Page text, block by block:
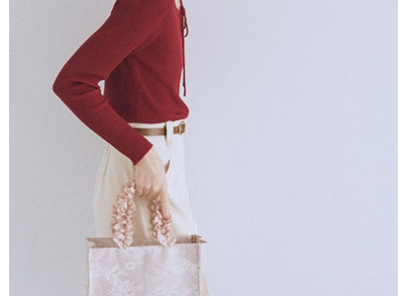
1.本服務係由「台灣大哥大股份有限公司」（以下簡稱本公司）所提供，讓
用戶於交易時，得透過本服務購買商品或服務，並由商店將買賣／分期付款
買賣價金債權讓與本公司後，依約使用本公司帳單繳交帳款。
2.基於同意付款使用「大哥付你分期」之契約關係目的，商店將以您的個人
資料（包含姓名、電話或地址）提供予台灣大哥大進項蒐集、處理及利用，
由本公司與您本人進行分期帳單所需資料之確認、核對及更正。
3.完整用戶服務條款，請詳閱以下連結：
ATM／網路銀行／等多元方式進行付款，方視為交易完成。
※ 請注意：結帳手續完成當下不需立刻繳費，但若您需要取消訂單，請聯絡
購買商品的店家。未經商家同意取消之訂單仍視為有效，需透過AFTEE先享
後付繳納相關費用。
※ 交易是否成功請以「AFTEE先享後付 」之結帳頁面顯示為準，若有關於
是否繳費成功／繳費後需取消欲退款等相關疑問，請聯繫「AFTEE先享後付
客戶支援中心」https://netprotections.freshdesk.com/support/home
１．透過由恩沛科技股份有限公司提供之「AFTEE先享後付」服務完成之交
易，需依本服務之必要範圍內提供個人資料，並將交易相關給付款項請求債
權轉讓予恩沛科技股份有限公司。
２．關於個人資料處理事宜，請瀏覽以下網址：
https://aftee.tw/terms/#terms3
３．未成年的使用者請事先徵得法定代理人或監護人之同意方可使用
「AFTEE先享後付」，若未經同意申辦者引起之損失，本公司不負相關責
４．使用「AFTEE先享後付」時，將依據個別帳號之用戶狀況，依本公司即
每筆NT$60，滿NT$888(含以上)免運費
萊爾富純取貨
每筆NT$60，滿NT$888(含以上)免運費
7-11取貨付款
每筆NT$60，滿NT$888(含以上)免運費
每筆NT$60，滿NT$888(含以上)免運費
每筆NT$90，滿NT$888(含以上)免運費